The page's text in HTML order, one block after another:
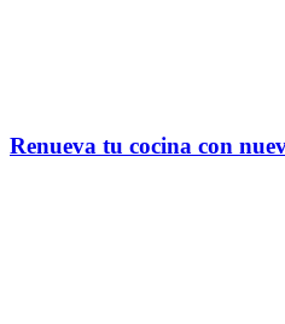
Renueva tu cocina con